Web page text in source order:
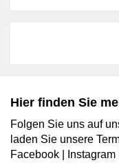
Hier finden Sie
Folgen Sie uns auf
laden Sie unsere
Facebook
Instagram